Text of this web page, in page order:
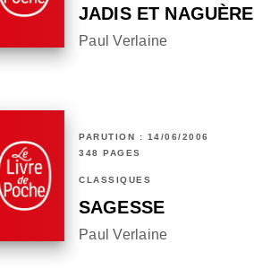
JADIS ET NAGUÈRE
Paul Verlaine
PARUTION : 14/06/2006
348 PAGES
CLASSIQUES
SAGESSE
Paul Verlaine